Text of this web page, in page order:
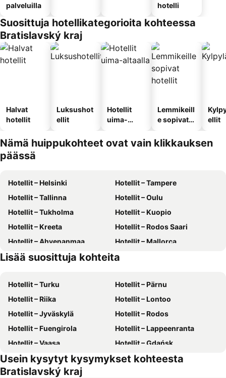
palveluilla
hotelli
Suosittuja hotellikategorioita kohteessa
Bratislavský kraj
Halvat
hotellit
Luksushot
ellit
Hotellit
uima-
Lemmikeill
e sopivat
ellit
Nämä huippukohteet ovat vain klikkauksen
päässä
Hotellit – Helsinki
Hotellit – Tampere
Hotellit – Tallinna
Hotellit – Oulu
Hotellit – Tukholma
Hotellit – Kuopio
Hotellit – Kreeta
Hotellit – Rodos Saari
Hotellit – Ahvenanmaa
Hotellit – Mallorca
Hotellit – Phuket
Hotellit – Suomi
Lisää suosittuja kohteita
Hotellit – Turku
Hotellit – Pärnu
Hotellit – Riika
Hotellit – Lontoo
Hotellit – Jyväskylä
Hotellit – Rodos
Hotellit – Fuengirola
Hotellit – Lappeenranta
Hotellit – Vaasa
Hotellit – Gdańsk
Hotellit – Rovaniemi
Hotellit – Alanya
Hotellit – Savonlinna
Usein kysytyt kysymykset kohteesta
Bratislavský kraj